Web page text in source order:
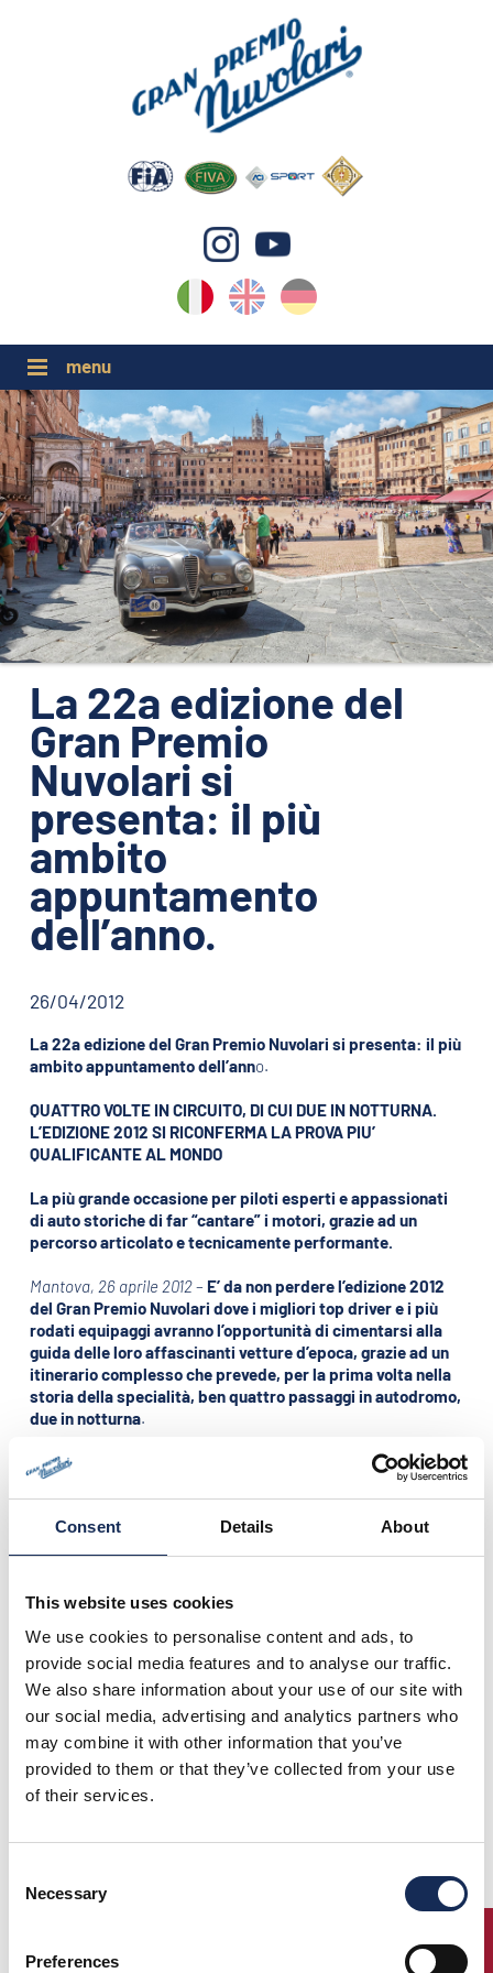
Consent Details About
This website uses cookies
We use cookies to personalise content and ads, to
provide social media features and to analyse our traffic.
We also share information about your use of our site with
our social media, advertising and analytics partners who
may combine it with other information that you’ve
provided to them or that they’ve collected from your use
of their services.
Selection
Necessary
Preferences
DE
EN
IT
GP NUVOLARI 2026
1954-2025
GRANDI EVENTI 2026
ORGANIZZAZIONE
CONTATTI
PRESS
NEWS
PHOTO&VIDEO2025
La 22a edizione del
Gran Premio
Nuvolari si
presenta: il più
ambito
appuntamento
dell’anno.
26/04/2012
La 22a edizione del Gran Premio Nuvolari si presenta: il più
ambito appuntamento dell’anno.
QUATTRO VOLTE IN CIRCUITO, DI CUI DUE IN NOTTURNA.
L’EDIZIONE 2012 SI RICONFERMA LA PROVA PIU’
QUALIFICANTE AL MONDO
La più grande occasione per piloti esperti e appassionati
di auto storiche di far “cantare” i motori, grazie ad un
percorso articolato e tecnicamente performante.
Mantova, 26 aprile 2012– E’ da non perdere l’edizione 2012
del Gran Premio Nuvolari dove i migliori top driver e i più
rodati equipaggi avranno l’opportunità di cimentarsi alla
guida delle loro affascinanti vetture d’epoca, grazie ad un
itinerario complesso che prevede, per la prima volta nella
storia della specialità, ben quattro passaggi in autodromo,
due in notturna.
Una nuova sfida tutta da vivere che riconferma il ruolo
dell’unica, vera manifestazione intitolata al “Mantovano
per difficoltà, contenuto tecnico e numero di prove
cronometrate.
Promosso in collaborazione con il Museo Tazio Nuvolari e
anni organizzato dallo stesso staff di Mantova Corse
indice di una passione condivisa e dell’inesauribile volontà di
mantenere invariato nel tempo il prestigio di questo
”il Nuvolari”, atteso e celebrato da piloti, stampa e pubblico.
IlGran Premio Nuvolari si svolgerà dal 21 al 23 settembre
2012 e vedrà sfilare 300 auto storiche, provenienti dai
e centri storici di prestigiose città d’arte, quali Modena,
Bologna, San Marino, Rimini, Arezzo, Siena, Ravenna e
Pienamente confermata dunque, la formula del Gran Premio
ENTRY